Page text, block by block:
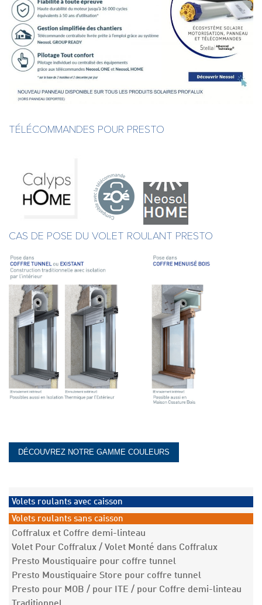
TÉLÉCOMMANDES POUR PRESTO
CAS DE POSE DU VOLET ROULANT PRESTO
DÉCOUVREZ NOTRE GAMME COULEURS
Volets roulants avec caisson
Volets roulants sans caisson
Coffralux et Coffre demi-linteau
Volet Pour Coffralux / Volet Monté dans Coffralux
Presto Moustiquaire pour coffre tunnel
Presto Moustiquaire Store pour coffre tunnel
Presto pour MOB / pour ITE / pour Coffre demi-linteau